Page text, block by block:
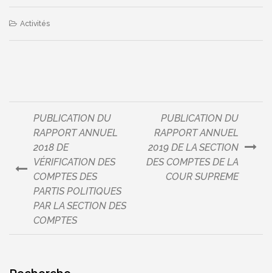
Activités
Navigation
l’article
PUBLICATION DU
RAPPORT ANNUEL
2018 DE
VÉRIFICATION DES
COMPTES DES
PARTIS POLITIQUES
PAR LA SECTION DES
COMPTES
PUBLICATION DU
RAPPORT ANNUEL
2019 DE LA SECTION
DES COMPTES DE LA
COUR SUPREME